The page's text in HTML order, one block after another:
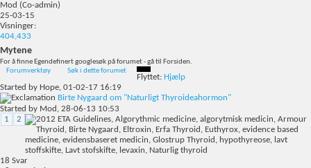
Mod (Co-admin)
25-03-15
Visninger:
404,433
Mytene
For å finne Egendefinert googlesøk på forumet - gå til Forsiden.
Forumverktøy
Søk i dette forumet
Flyttet: Hjælp
Started by Hope, 01-02-17 16:19
Birte Nygaard om "Naturligt Thyroideahormon"
Started by Mod , 28-06-13 10:53
1
2
18 Svar